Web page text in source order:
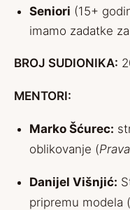
Seniori (15+
imamo zadatke
BROJ SUDIONIKA:
MENTORI:
Marko Šćurec:
oblikovanje (
Danijel Višnjić:
pripremu modela (